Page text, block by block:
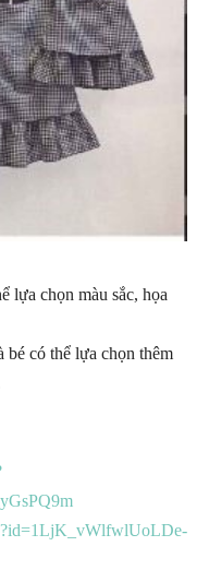
lựa chọn màu sắc, họa
bé có thể lựa chọn thêm